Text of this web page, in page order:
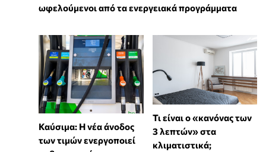
ωφελούμενοι από τα ενεργειακά προγράμματα
Καύσιμα: Η νέα άνοδος
των τιμών ενεργοποιεί
Τι είναι ο «κανόνας των
3 λεπτών» στα
κλιματιστικά;